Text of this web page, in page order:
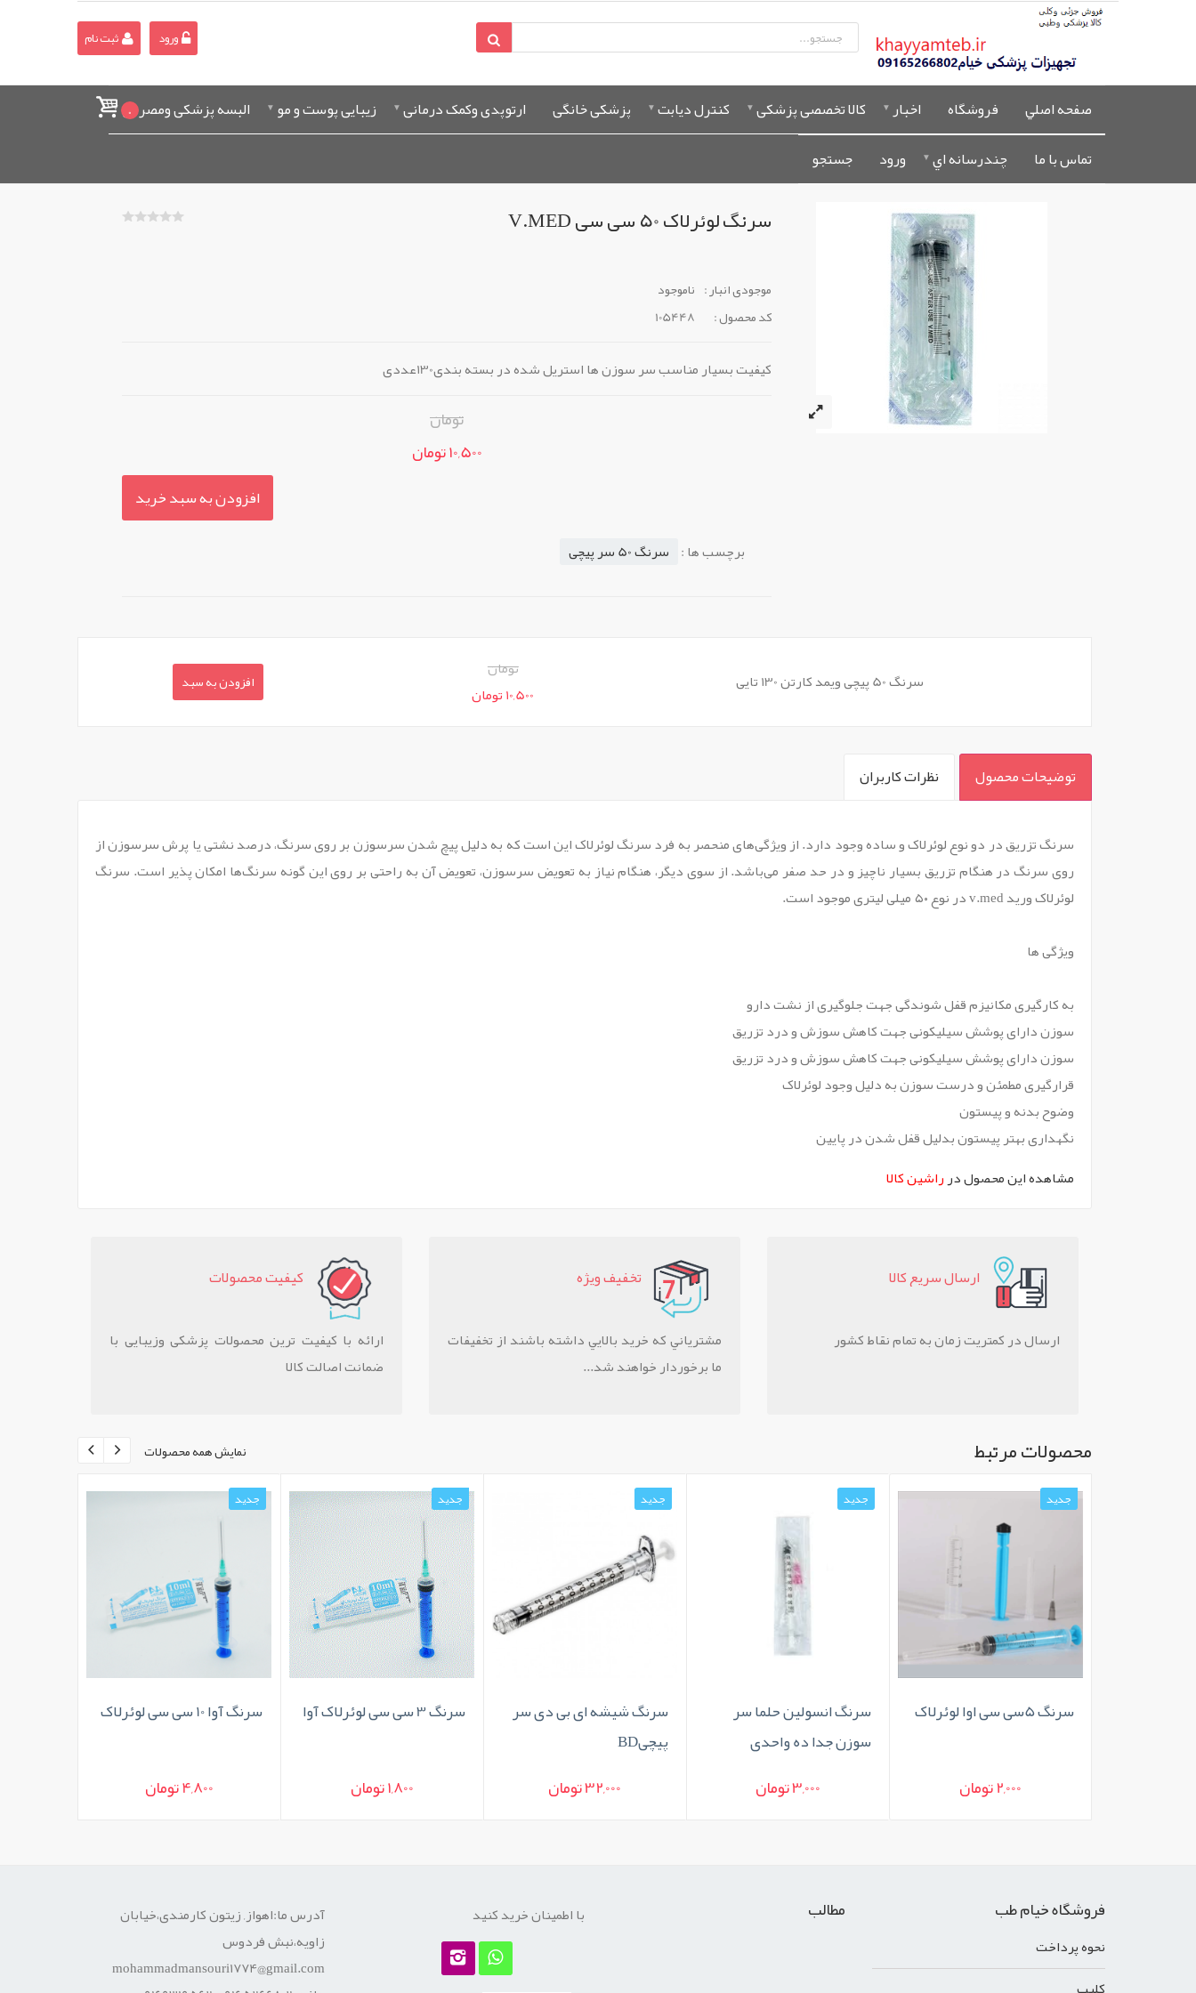
ورود ثبت نام
صفحه اصلي فروشگاه اخبار کالا تخصصی پزشکی کنترل دیابت پزشکی خانگی ارتوپدی وکمک درمانی زیبایی پوست و مو
البسه پزشکی ومصرفی
تماس با ما
چندرسانه اي ورود جستجو
0
سرنگ لوئرلاک 50 سی سی V.MED
موجودی انبار : ناموجود
کد محصول :
105448
کیفیت بسیار مناسب سر سوزن ها استریل شده در بسته بندی130عددی
تومان
10,500 تومان
افزودن به سبد خرید
برچسب ها : سرنگ 50 سر پیچی
سرنگ 50 پیچی ویمد کارتن 130 تایی
تومان
10,500 تومان
افزودن به سبد
توضیحات محصول نظرات کاربران
سرنگ تزریق در دو نوع لوئرلاک و ساده وجود دارد. از ویژگی‌های منحصر به فرد سرنگ لوئرلاک این است که به دلیل پیچ شدن سرسوزن بر روی سرنگ، درصد نشتی یا پرش سرسوزن از
روی سرنگ در هنگام تزریق بسیار ناچیز و در حد صفر می‌باشد. از سوی دیگر، هنگام نیاز به تعویض سرسوزن، تعویض آن به راحتی بر روی این گونه سرنگ‌ها امکان پذیر است. سرنگ
لوئرلاک ورید v.med در نوع ۵۰ میلی لیتری موجود است.
ویژگی ها
به کارگیری مکانیزم قفل شوندگی جهت جلوگیری از نشت دارو
سوزن دارای پوشش سیلیکونی جهت کاهش سوزش و درد تزریق
سوزن دارای پوشش سیلیکونی جهت کاهش سوزش و درد تزریق
قرارگیری مطمئن و درست سوزن به دلیل وجود لوئرلاک
وضوح بدنه و پیستون
نگهداری بهتر پیستون بدلیل قفل شدن در پایین
مشاهده این محصول درراشین کالا
ارسال سريع کالا
ارسال در کمتریت زمان به تمام نقاط کشور
تخفيف ويژه
مشترياني که خريد بالايي داشته باشند از تخفيفات
ما برخوردار خواهند شد...
کيفيت محصولات
ارائه با کیفیت ترین محصولات پزشکی وزیبایی با
ضمانت اصالت کالا
نمایش همه محصولات محصولات مرتبط
جدید
سرنگ 5سی سی اوا لوئرلاک
2,000 تومان
جدید
سرنگ انسولین حلما سر
سوزن جدا ده واحدی
3,000 تومان
جدید
سرنگ شیشه ای بی دی سر
پیچیBD
32,000 تومان
جدید
سرنگ 3 سی سی لوئرلاک آوا
1,800 تومان
جدید
سرنگ آوا 10 سی سی لوئرلاک
4,800 تومان
فروشگاه خیام طب
نحوه پرداخت
مطالب با اطمینان خرید کنید
آدرس ما:اهواز, زیتون کارمندی،خیابان
زاویه،نبش فردوس
mohammadmansouri1774@gmail.com